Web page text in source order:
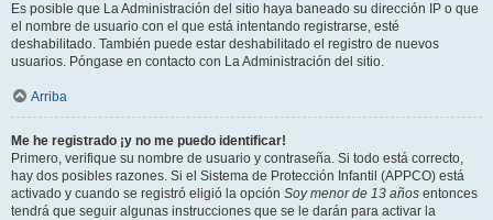
Es posible que La Administración del sitio haya baneado su dirección IP o que
el nombre de usuario con el que está intentando registrarse, esté
deshabilitado. También puede estar deshabilitado el registro de nuevos
usuarios. Póngase en contacto con La Administración del sitio.
Arriba
Me he registrado ¡y no me puedo identificar!
Primero, verifique su nombre de usuario y contraseña. Si todo está correcto,
hay dos posibles razones. Si el Sistema de Protección Infantil (APPCO) está
activado y cuando se registró eligió la opción Soy menor de 13 años entonces
tendrá que seguir algunas instrucciones que se le darán para activar la